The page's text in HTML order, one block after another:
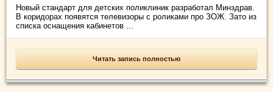
Новый стандарт для детских поликлиник разработал Минздрав.
В коридорах появятся телевизоры с роликами про ЗОЖ. Зато из
списка оснащения кабинетов ...
Читать запись полностью